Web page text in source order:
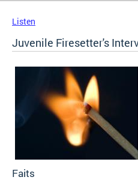
Listen
Juvenile Firesetter's
Faits